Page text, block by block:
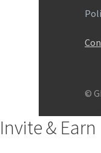
©
Invite & Earn